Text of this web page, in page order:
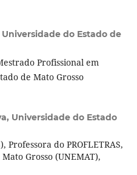
Universidade do Estado de
Profissional em
de Mato Grosso
Universidade do Estado
Professora do PROFLETRAS,
Grosso (UNEMAT),